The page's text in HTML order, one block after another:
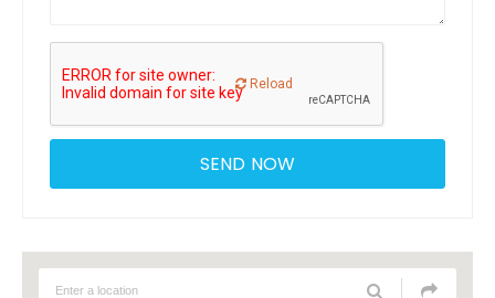
Reload